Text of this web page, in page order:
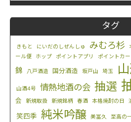
タグ
きもと にいだのしぜんしゅ みむろ杉
ール便
ホップ ポイントアプリ ポイントカ
錦
八戸酒造 国分酒造 坂戸山 埼玉
山酒4号 情熱地酒の会 抽選
会
新規取扱 新規銘柄 春酒 本格焼酎の日
笑四季 純米吟醸 美冨久 至高の